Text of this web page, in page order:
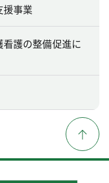
援事業
護の整備促進に